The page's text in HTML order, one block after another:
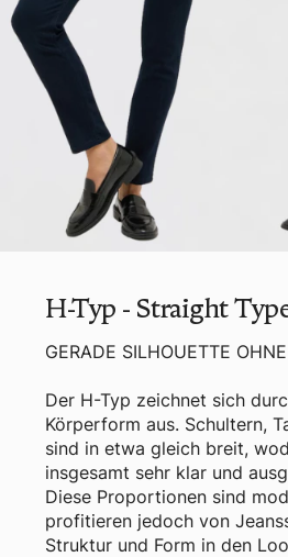
H-Typ - Straight
GERADE SILHOUETTE
Der H-Typ zeichnet sich
Körperform aus. Schultern,
sind in etwa gleich breit,
insgesamt sehr klar und
Diese Proportionen sind
profitieren jedoch von
Struktur und Form in den